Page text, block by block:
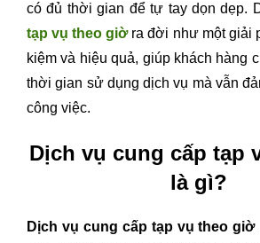
có đủ thời gian để tự tay dọn dẹp.
tạp vụ theo giờra đời như một giải
kiệm và hiệu quả, giúp khách hàng
thời gian sử dụng dịch vụ mà vẫn
công việc.
Dịch vụ cung cấp tạp
là gì?
Dịch vụ cung cấp tạp vụ theo giờ